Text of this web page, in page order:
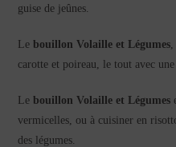
guise de jeûnes.
Le bouillon Volaille et Légumes
carotte et poireau, le tout avec
Le bouillon Volaille et Légumes
vermicelles, ou à cuisiner en
des légumes.